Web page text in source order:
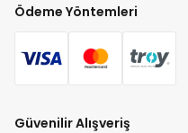
Ödeme Yöntemleri
Güvenilir Alışveriş